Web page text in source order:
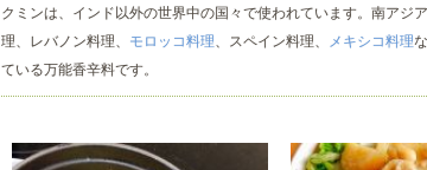
クミンは、インド以外の世界中の国々で使われています。南アジ
理、レバノン料理、 モロッコ料理、スペイン料理、 メキシコ料理
ている万能香辛料です。